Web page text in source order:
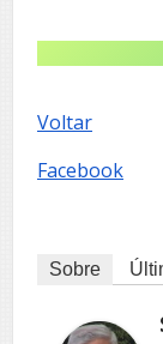
Voltar
Facebook
Sobre